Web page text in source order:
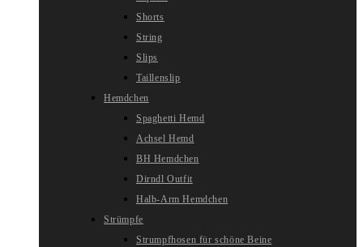
Shorts
String
Slips
Taillenslip
Hemdchen
Spaghetti Hemd
Achsel Hemd
BH Hemdchen
Dirndl Outfit
Halb-Arm Hemdchen
Strümpfe
Strumpfhosen für schöne Beine